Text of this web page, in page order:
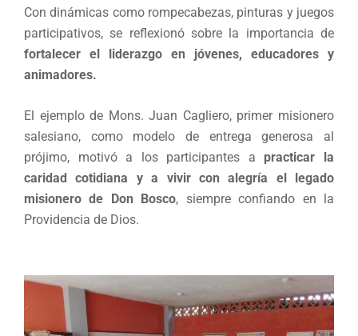
Con dinámicas como rompecabezas, pinturas y juegos
participativos, se reflexionó sobre la importancia de
fortalecer el liderazgo en jóvenes, educadores y
animadores.
El ejemplo de Mons. Juan Cagliero, primer misionero
salesiano, como modelo de entrega generosa al
prójimo, motivó a los participantes a practicar la
caridad cotidiana y a vivir con alegría el legado
misionero de Don Bosco, siempre confiando en la
Providencia de Dios.